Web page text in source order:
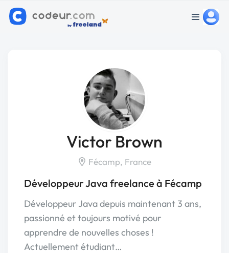
Victor Brown
Fécamp, France
Développeur Java freelance à Fécamp
Développeur Java depuis maintenant 3 ans,
passionné et toujours motivé pour
apprendre de nouvelles choses !
Actuellement étudiant…